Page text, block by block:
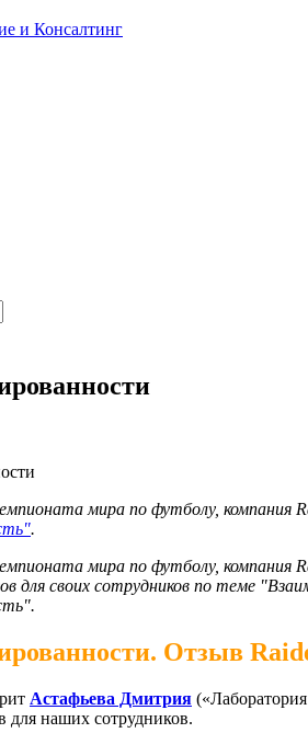
и Консалтинг
мира по футболу,
.
мира по футболу, компания
для своих сотрудников по теме
Отзыв
Астафьева Дмитрия
для наших сотрудников.